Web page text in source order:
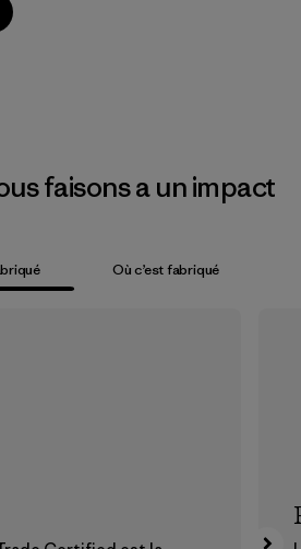
faisons a un impact
Où c’est fabriqué